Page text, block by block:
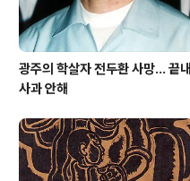
광주의 학살자 전두환 사망... 끝내
사과 안해